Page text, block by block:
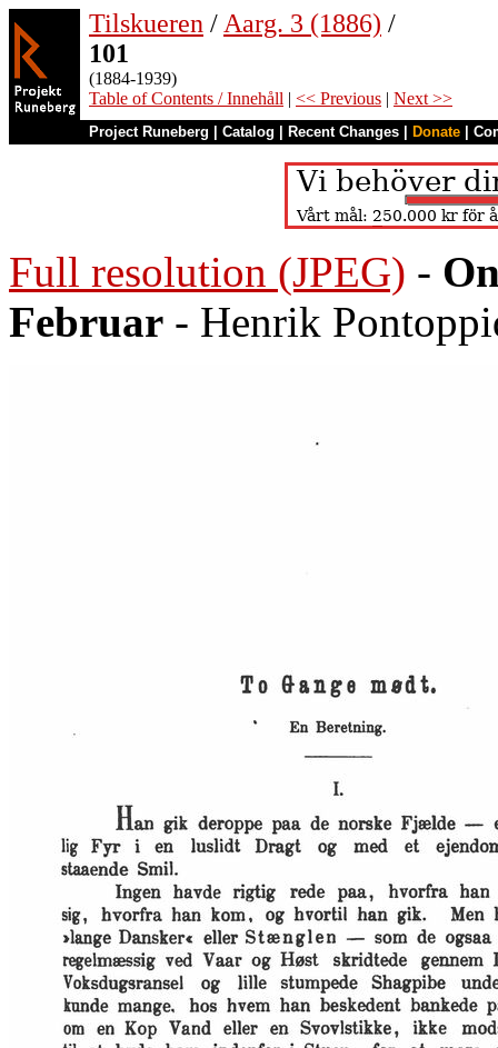
Tilskueren / Aarg. 3 (1886) /
101
(1884-1939)
Table of Contents / Innehåll | << Previous | Next >>
Project Runeberg Catalog Recent Changes Donate
Full resolution (JPEG) -
Februar - Henrik